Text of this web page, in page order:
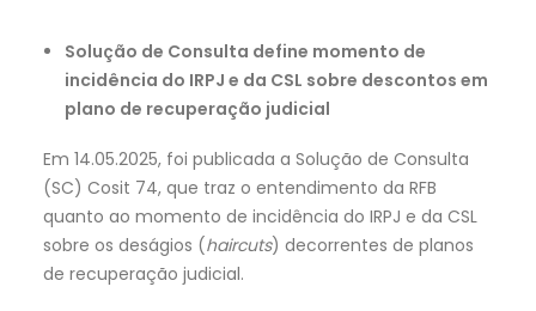
Solução de Consulta define momento de
incidência do IRPJ e da CSL sobre descontos em
plano de recuperação judicial
Em 14.05.2025, foi publicada a Solução de Consulta
(SC) Cosit 74, que traz o entendimento da RFB
quanto ao momento de incidência do IRPJ e da CSL
sobre os deságios (haircuts) decorrentes de planos
de recuperação judicial.